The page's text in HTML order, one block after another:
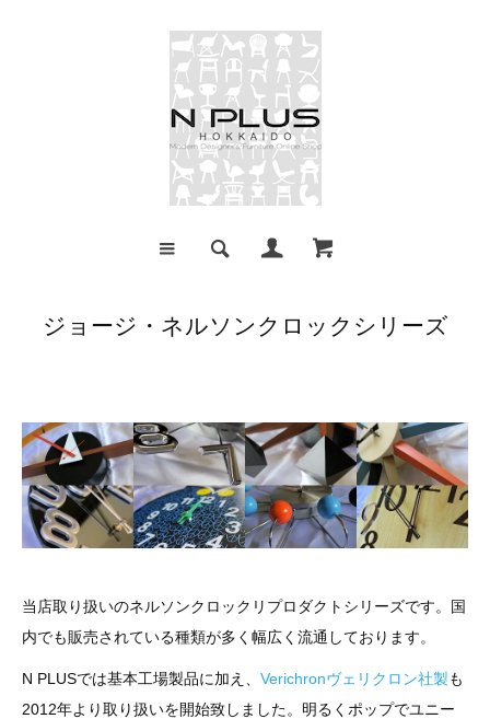
ジョージ・ネルソンクロックシリーズ
当店取り扱いのネルソンクロックリプロダクトシリーズです。国
内でも販売されている種類が多く幅広く流通しております。
N PLUSでは基本工場製品に加え、 Verichronヴェリクロン社製も
2012年より取り扱いを開始致しました。明るくポップでユニー